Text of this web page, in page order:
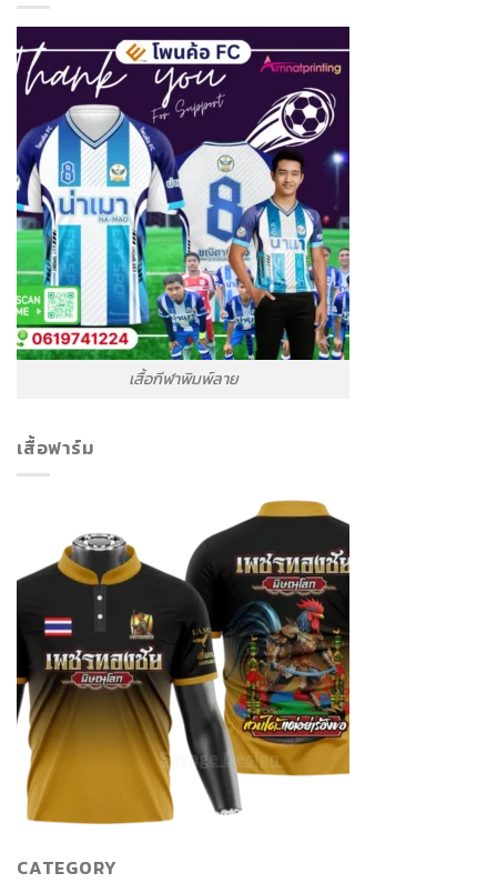
เสื้อกีฬาพิมพ์ลาย
เสื้อฟาร์ม
CATEGORY